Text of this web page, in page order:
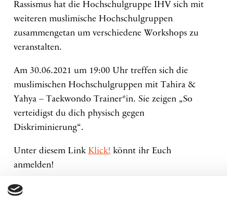
Rassismus hat die Hochschulgruppe IHV sich mit
weiteren muslimische Hochschulgruppen
zusammengetan um verschiedene Workshops zu
veranstalten.
Am 30.06.2021 um 19:00 Uhr treffen sich die
muslimischen Hochschulgruppen mit Tahira &
Yahya – Taekwondo Trainer*in. Sie zeigen „So
verteidigst du dich physisch gegen
Diskriminierung“.
Unter diesem Link Klick! könnt ihr Euch
anmelden!
Weitere Infos findet ihr auf